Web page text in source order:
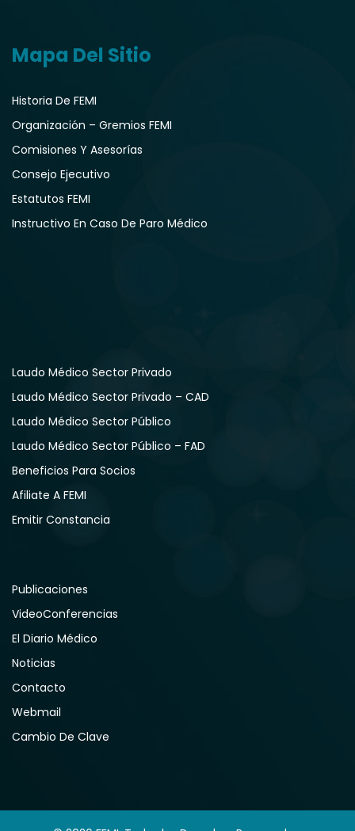
Mapa Del Sitio
Historia De FEMI
Organización – Gremios FEMI
Comisiones Y Asesorías
Consejo Ejecutivo
Estatutos FEMI
Instructivo En Caso De Paro Médico
Laudo Médico Sector Privado
Laudo Médico Sector Privado – CAD
Laudo Médico Sector Público
Laudo Médico Sector Público – FAD
Beneficios Para Socios
Afiliate A FEMI
Emitir Constancia
Publicaciones
VideoConferencias
El Diario Médico
Noticias
Contacto
Webmail
Cambio De Clave